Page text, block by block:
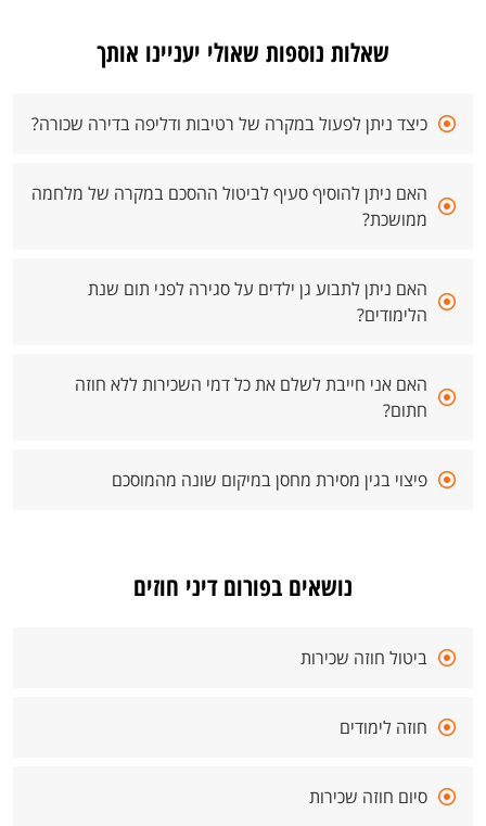
שאלות נוספות שאולי יעניינו אותך
כיצד ניתן לפעול במקרה של רטיבות ודליפה בדירה שכורה?
האם ניתן להוסיף סעיף לביטול ההסכם במקרה של מלחמה
ממושכת?
האם ניתן לתבוע גן ילדים על סגירה לפני תום שנת
הלימודים?
האם אני חייבת לשלם את כל דמי השכירות ללא חוזה
חתום?
פיצוי בגין מסירת מחסן במיקום שונה מהמוסכם
נושאים בפורום דיני חוזים
ביטול חוזה שכירות
חוזה לימודים
סיום חוזה שכירות